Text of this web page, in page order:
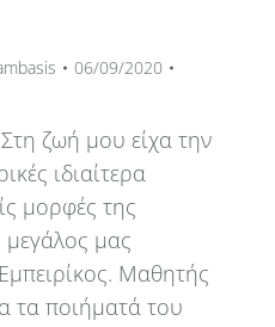
06/09/2020
ζωή μου είχα την
ιδιαίτερα
μορφές της
μας
Μαθητής
τα ποιήματά του